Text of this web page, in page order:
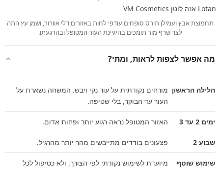
תחמוצת אבץ ועמילן תירס סופחים עודפי לחות באזורים דלי אוורור, ושמן עץ התה
לצד שרף מור תומכים בהיגיינת העור המטופל ובהרגעתו.
מה אפשר לצפות לראות, ומתי?
הלילה הראשון מורחים נקודתית על עור נקי ויבש. המשחה נשארת על
העור עד הבוקר, בלי שטיפה.
ימים 2 עד 3 האזור המטופל נראה רגוע יותר ופחות אדום.
שבוע 2 פצעונים בודדים מתייבשים מהר יותר מהרגיל.
שימוש שוטף מיועדת לשימוש נקודתי לפי הצורך, ולא כטיפול לכל